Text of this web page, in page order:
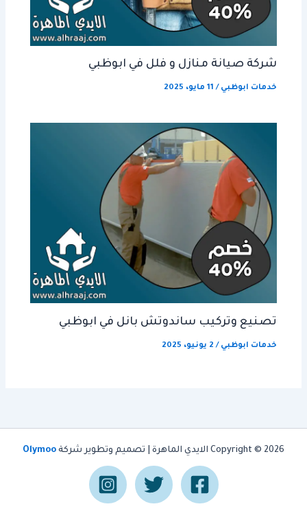
شركة صيانة منازل و فلل في ابوظبي
خدمات ابوظبي / 11 مايو، 2025
تصنيع وتركيب ساندوتش بانل في ابوظبي
خدمات ابوظبي / 2 يونيو، 2025
Copyright © 2026 الايدي الماهرة | تصميم وتطوير شركة Olymoo